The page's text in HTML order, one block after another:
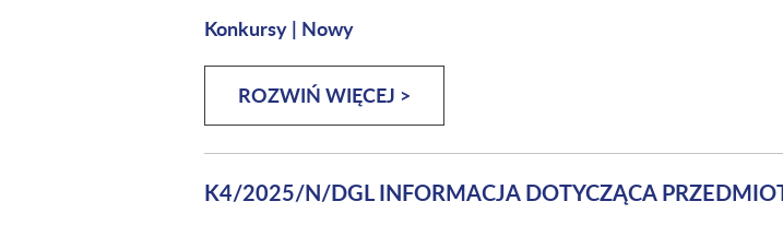
Konkursy| Nowy
ROZWIŃ WIĘCEJ >
K4/2025/N/DGL INFORMACJA DOTYCZĄCA